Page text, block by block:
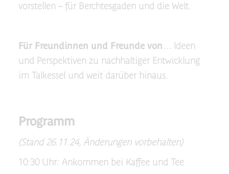
vorstellen – für Berchtesgaden und die Welt.
Für Freundinnen und Freunde von … Ideen
und Perspektiven zu nachhaltiger Entwicklung
im Talkessel und weit darüber hinaus.
Programm
(Stand 26.11.24, Änderungen vorbehalten)
10:30 Uhr: Ankommen bei Kaffee und Tee